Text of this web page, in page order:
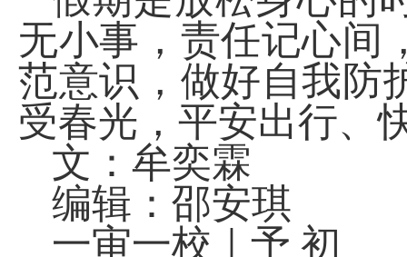
无小事，责任记心间
范意识，做好自我防
受春光，平安出行、
文：牟奕霖
编辑：邵安琪
一审一校｜予 初